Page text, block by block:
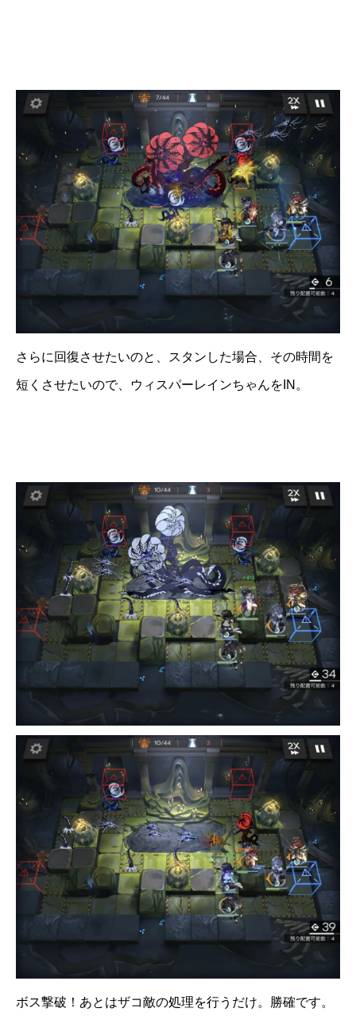
さらに回復させたいのと、スタンした場合、その時間を
短くさせたいので、ウィスパーレインちゃんをIN。
ボス撃破！あとはザコ敵の処理を行うだけ。勝確です。